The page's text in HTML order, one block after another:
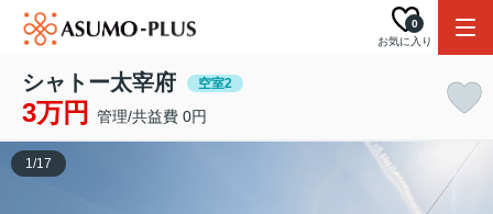
お気に入り
0
シャトー太宰府 空室2
3万円 管理/共益費 0円
1/17